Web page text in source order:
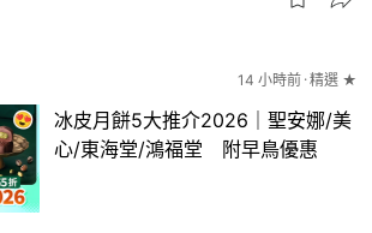
14 小時前 精選 ★
冰皮月餅5大推介2026｜聖安娜/美
心/東海堂/鴻福堂 附早鳥優惠